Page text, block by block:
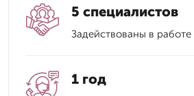
5 специалистов
Задействованы в работе
1 год